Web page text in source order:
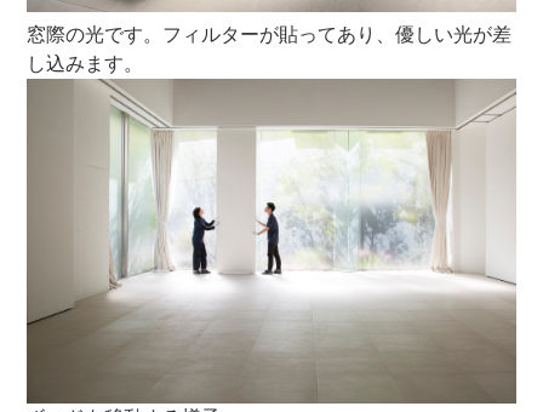
窓際の光です。フィルターが貼ってあり、優しい光が差
し込みます。